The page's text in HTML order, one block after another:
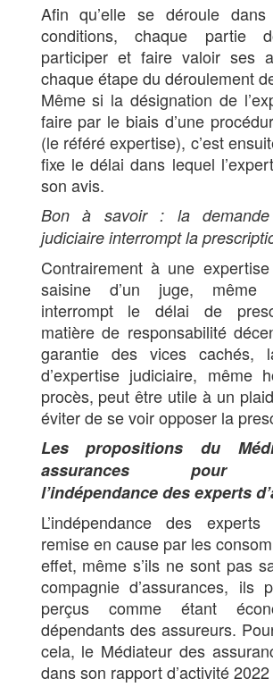
Afin qu’elle se déroule
conditions, chaque partie
participer et faire valoir ses
chaque étape du déroulement
Même si la désignation de
faire par le biais d’une
(le référé expertise), c’est
fixe le délai dans lequel
son avis.
Bon à savoir : la demande
judiciaire interrompt la
Contrairement à une
saisine d’un juge, même
interrompt le délai de
matière de responsabilité
garantie des vices cachés,
d’expertise judiciaire, même
procès, peut être utile à un
éviter de se voir opposer la
Les propositions du
assurances pour
l’indépendance des experts
L’indépendance des
remise en cause par les
effet, même s’ils ne sont pas
compagnie d’assurances, ils
perçus comme étant
dépendants des assureurs.
cela, le Médiateur des
dans son rapport d’activité 2022